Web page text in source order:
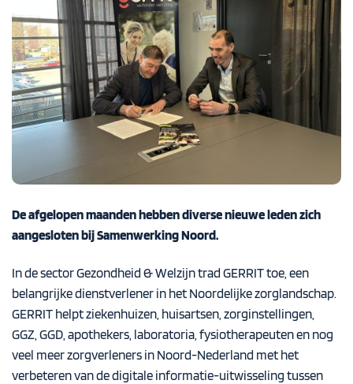
De afgelopen maanden hebben diverse nieuwe leden zich
aangesloten bij Samenwerking Noord.
In de sector Gezondheid & Welzijn trad GERRITtoe, een
belangrijke dienstverlener in het Noordelijke zorglandschap.
GERRIT helpt ziekenhuizen, huisartsen, zorginstellingen,
GGZ, GGD, apothekers, laboratoria, fysiotherapeuten en nog
veel meer zorgverleners in Noord-Nederland met het
verbeteren van de digitale informatie-uitwisseling tussen